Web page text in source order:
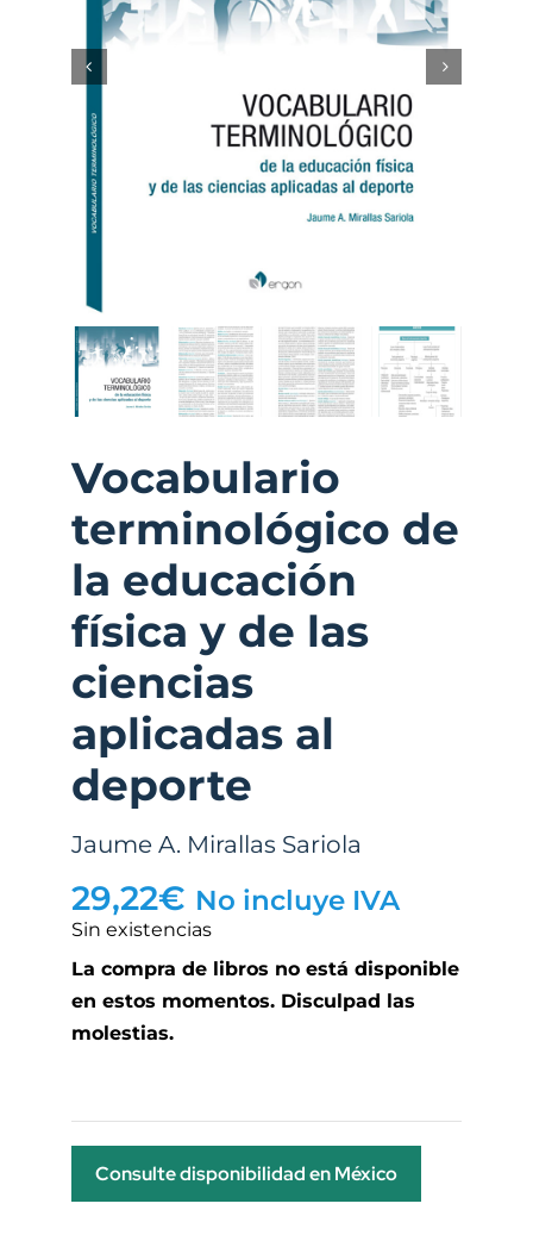
Vocabulario
terminológico de
la educación
física y de las
ciencias
aplicadas al
deporte
Jaume A. Mirallas Sariola
29,22€ No incluye IVA
Sin existencias
La compra de libros no está disponible
en estos momentos. Disculpad las
molestias.
Consulte disponibilidad en México